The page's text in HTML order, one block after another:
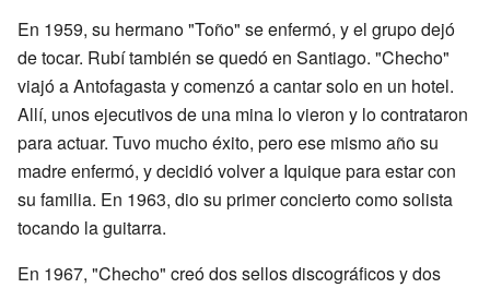
En 1959, su hermano "Toño" se enfermó, y el grupo dejó
de tocar. Rubí también se quedó en Santiago. "Checho"
viajó a Antofagasta y comenzó a cantar solo en un hotel.
Allí, unos ejecutivos de una mina lo vieron y lo contrataron
para actuar. Tuvo mucho éxito, pero ese mismo año su
madre enfermó, y decidió volver a Iquique para estar con
su familia. En 1963, dio su primer concierto como solista
tocando la guitarra.
En 1967, "Checho" creó dos sellos discográficos y dos